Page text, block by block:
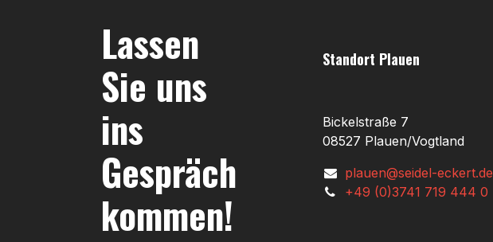
Lassen
Sie uns
ins
Gespräch
kommen!
Standort Plauen
Bickelstraße 7
08527 Plauen/Vogtland
plauen@seidel-eckert.de
+49 (0)3741 719 444 0